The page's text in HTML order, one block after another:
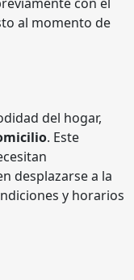
al momento de
del hogar,
. Este
desplazarse a la
y horarios